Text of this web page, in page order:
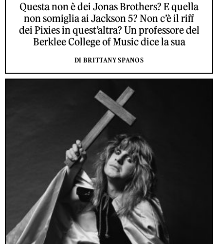
Questa non è dei Jonas Brothers? E quella
non somiglia ai Jackson 5? Non c’è il riff
dei Pixies in quest’altra? Un professore del
Berklee College of Music dice la sua
DI BRITTANY SPANOS